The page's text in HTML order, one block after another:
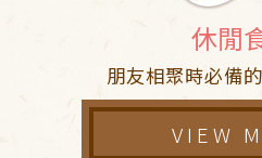
休閒
朋友相聚時必備
VIEW